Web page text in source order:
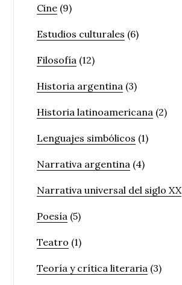
Cine (9)
Estudios culturales (6)
Filosofía (12)
Historia argentina (3)
Historia latinoamericana (2)
Lenguajes simbólicos (1)
Narrativa argentina (4)
Narrativa universal del siglo XX
Poesía (5)
Teatro (1)
Teoría y crítica literaria (3)